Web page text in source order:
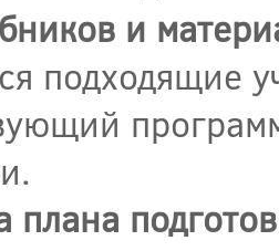
и
подходящие
плана